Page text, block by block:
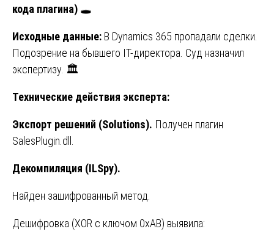
кода плагина) 🕳️
Исходные данные: В Dynamics 365 пропадали сделки.
Подозрение на бывшего IT-директора. Суд назначил
экспертизу. 🏛️
Технические действия эксперта:
Экспорт решений (Solutions). Получен плагин
SalesPlugin.dll.
Декомпиляция (ILSpy).
Найден зашифрованный метод.
Дешифровка (XOR с ключом 0xAB) выявила: